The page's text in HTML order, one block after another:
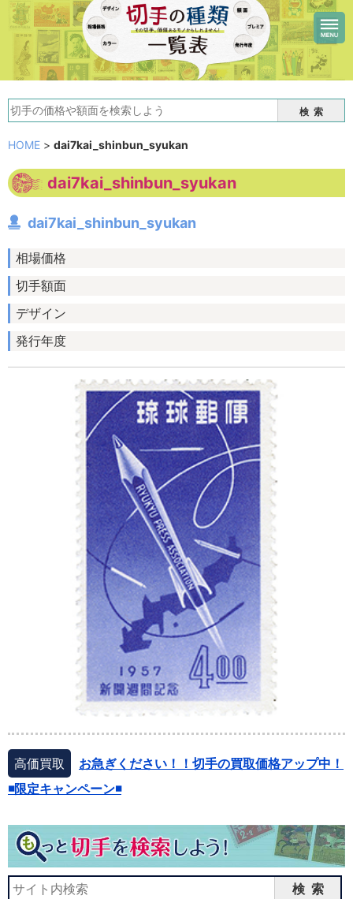
検索
HOME > dai7kai_shinbun_syukan
dai7kai_shinbun_syukan
dai7kai_shinbun_syukan
相場価格
切手額面
デザイン
発行年度
高価買取
お急ぎください！！切手の買取価格アップ中！
◾️限定キャンペーン◾️
検索